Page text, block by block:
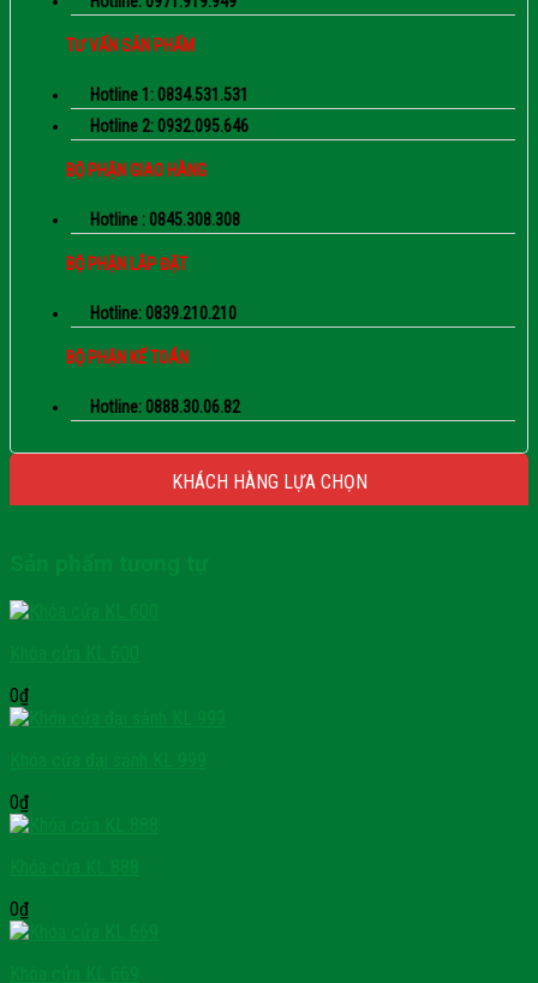
TƯ VẤN SẢN PHẨM
Hotline 1: 0834.531.531
Hotline 2: 0932.095.646
BỘ PHẬN GIAO HÀNG
Hotline : 0845.308.308
BỘ PHẬN LẮP ĐẶT
Hotline: 0839.210.210
BỘ PHẬN KẾ TOÁN
Hotline: 0888.30.06.82
KHÁCH HÀNG LỰA CHỌN
0₫
0₫
0₫